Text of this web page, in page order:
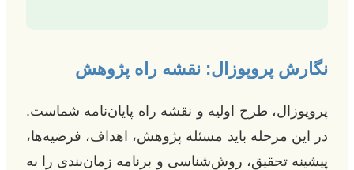
نگارش پروپوزال: نقشه راه پژوهش
پروپوزال، طرح اولیه و نقشه راه پایان‌نامه شماست.
در این مرحله باید مسئله پژوهش، اهداف، فرضیه‌ها،
پیشینه تحقیق، روش‌شناسی و برنامه زمان‌بندی را به